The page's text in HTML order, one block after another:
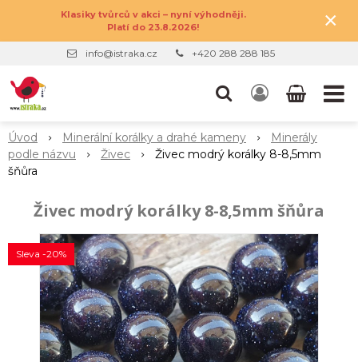
Klasiky tvůrců v akci – nyní výhodněji.
Platí do 23.8.2026!
×
info@istraka.cz +420 288 288 185
Úvod Minerální korálky a drahé kameny
Minerály
podle názvu
Živec
Živec modrý korálky 8-8,5mm
šňůra
Živec modrý korálky 8-8,5mm šňůra
Sleva -20%